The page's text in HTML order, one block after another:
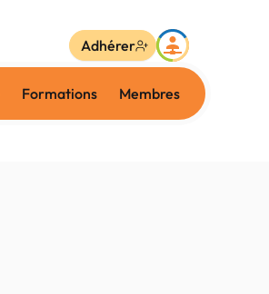
Formations Membres
Adhérer